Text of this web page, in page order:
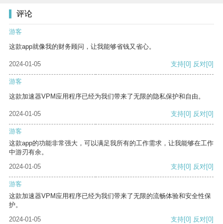
评论
游客
这款app就像我的财务顾问，让我能够省钱又省心。
2024-01-05 支持[0] 反对[0]
游客
这款加速器VPM应用程序已经为我们带来了无限的隐私保护和自由。
2024-01-05 支持[0] 反对[0]
游客
这款app的功能非常强大，可以满足我所有的工作需求，让我能够在工作
中游刃有余。
2024-01-05
支持[0] 反对[0]
游客
这款加速器VPM应用程序已经为我们带来了无限的流畅体验和安全性保
护。
2024-01-05
支持[0] 反对[0]